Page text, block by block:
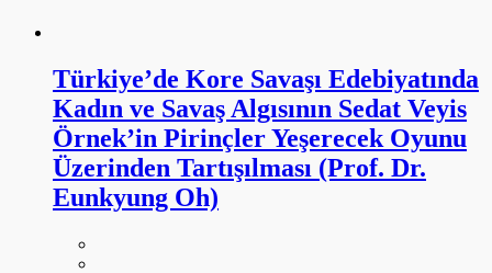
Türkiye’de Kore Savaşı Edebiyatında
Kadın ve Savaş Algısının Sedat Veyis
Örnek’in Pirinçler Yeşerecek Oyunu
Üzerinden Tartışılması (Prof. Dr.
Eunkyung Oh)